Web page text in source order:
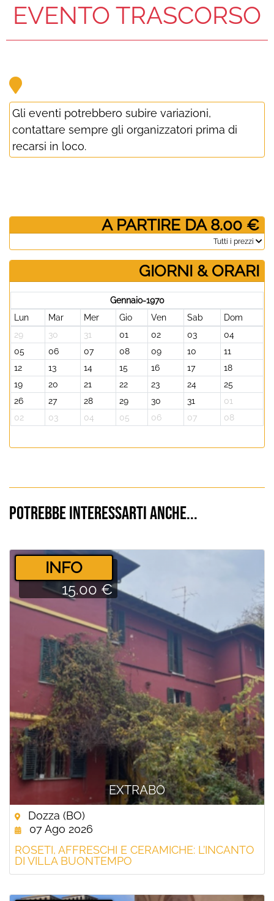
EVENTO TRASCORSO
Gli eventi potrebbero subire variazioni,
contattare sempre gli organizzatori prima di
recarsi in loco.
­ A PARTIRE DA 8.00 €
­Tutti i prezzi
GIORNI & ORARI
Gennaio-1970
Lun
Mar Mer Gio Ven Sab
Dom
29
30 31 01 02 03
04
05
06 07 08 09 10
11
12
13 14 15 16 17
18
19
20 21 22 23 24
25
26
27 28 29 30 31
01
02
03 04 05 06 07 08
Potrebbe interessarti anche...
EXTRABO
­INFO
15.00 €
Dozza (BO)
07 Ago 2026
ROSETI, AFFRESCHI E CERAMICHE: L’INCANTO
DI VILLA BUONTEMPO